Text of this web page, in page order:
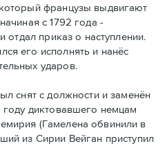
французы выдвигают
с 1792 года -
отдал приказ о наступлении.
его исполнять и нанёс
ударов.
снят с должности и заменён
году диктовавшего немцам
(Гамелена обвинили в
из Сирии Вейган приступил